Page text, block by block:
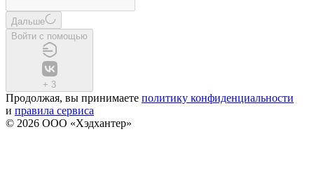
Дальше
Войти с помощью
+ 3
Продолжая, вы принимаете политику конфиденциальности
и правила сервиса
© 2026 ООО «Хэдхантер»